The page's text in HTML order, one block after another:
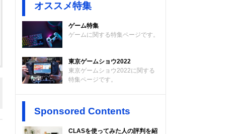
オススメ特集
ゲーム特集
ゲームに関する特集ページです。
東京ゲームショウ2022
東京ゲームショウ2022に関する
特集ページです。
Sponsored Contents
CLASを使ってみた人の評判を紹